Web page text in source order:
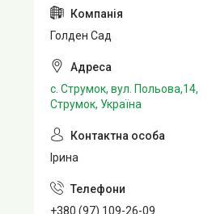
Голден Сад
с. Струмок, вул. Польова,14,
Струмок, Україна
Ірина
+380 (97) 109-26-09